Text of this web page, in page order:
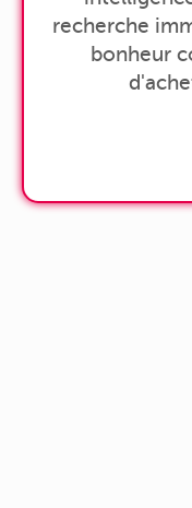
recherche
bonheur